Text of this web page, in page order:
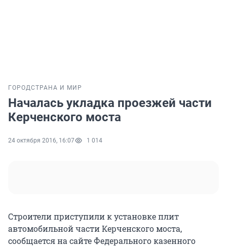
ГОРОДСТРАНА И МИР
Началась укладка проезжей части
Керченского моста
24 октября 2016, 16:07 1 014
Строители приступили к установке плит
автомобильной части Керченского моста,
сообщается на сайте Федерального казенного